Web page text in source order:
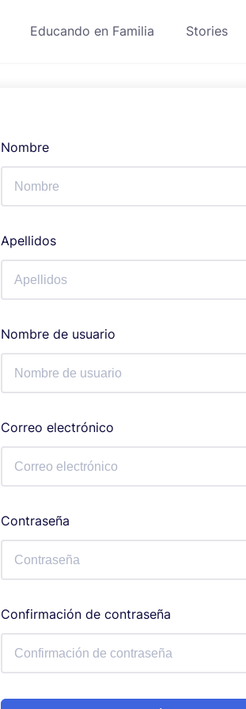
Educando en Familia Stories
Nombre
Apellidos
Nombre de usuario
Correo electrónico
Contraseña
Confirmación de contraseña